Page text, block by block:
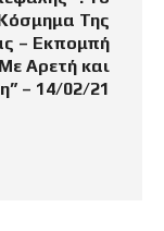
Της
– Εκπομπή
Αρετή και
– 14/02/21